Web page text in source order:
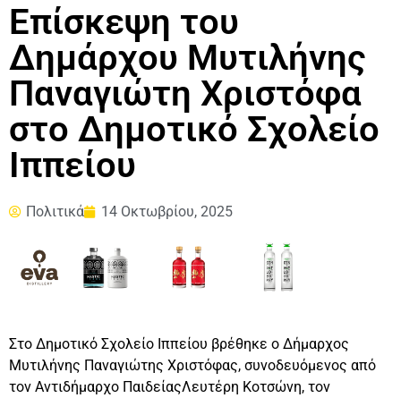
Επίσκεψη του
Δημάρχου Μυτιλήνης
Παναγιώτη Χριστόφα
στο Δημοτικό Σχολείο
Ιππείου
Πολιτικά 14 Οκτωβρίου, 2025
Στο Δημοτικό Σχολείο Ιππείου βρέθηκε ο Δήμαρχος
Μυτιλήνης Παναγιώτης Χριστόφας, συνοδευόμενος από
τον Αντιδήμαρχο ΠαιδείαςΛευτέρη Κοτσώνη, τον